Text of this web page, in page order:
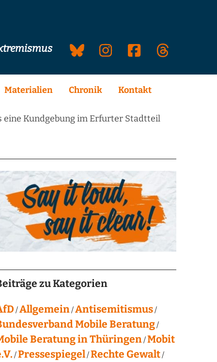
Materialien Chronik Kontakt
eine Kundgebung im Erfurter Stadtteil
zu Kategorien
Allgemein Antisemitismus
Mobile Beratung
Beratung in Thüringen Mobit
Pressespiegel Rechte Gewalt